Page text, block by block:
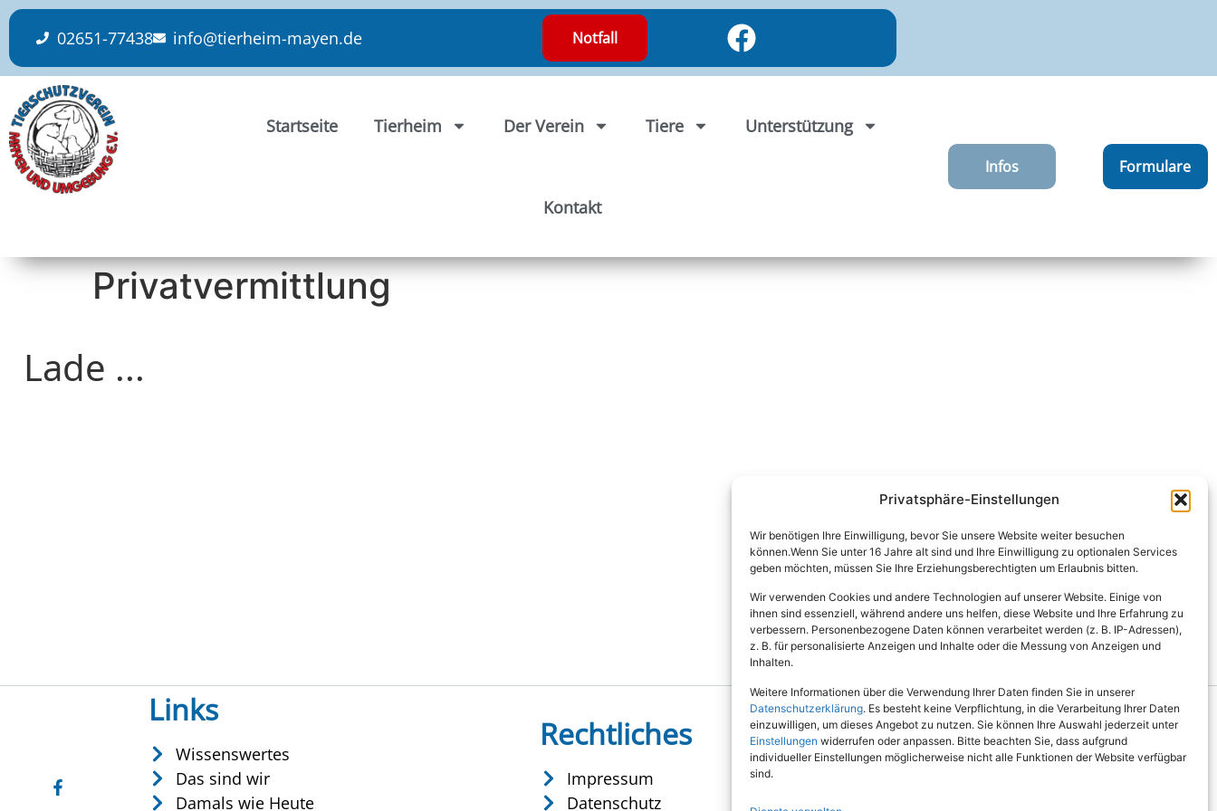
Privatsphäre-Einstellungen
Wir benötigen Ihre Einwilligung, bevor Sie unsere Website weiter besuchen
können.Wenn Sie unter 16 Jahre alt sind und Ihre Einwilligung zu optionalen Services
geben möchten, müssen Sie Ihre Erziehungsberechtigten um Erlaubnis bitten.
Wir verwenden Cookies und andere Technologien auf unserer Website. Einige von
ihnen sind essenziell, während andere uns helfen, diese Website und Ihre Erfahrung zu
verbessern. Personenbezogene Daten können verarbeitet werden (z. B. IP-Adressen),
z. B. für personalisierte Anzeigen und Inhalte oder die Messung von Anzeigen und
Inhalten.
Weitere Informationen über die Verwendung Ihrer Daten finden Sie in unserer
Datenschutzerklärung. Es besteht keine Verpflichtung, in die Verarbeitung Ihrer Daten
einzuwilligen, um dieses Angebot zu nutzen. Sie können Ihre Auswahl jederzeit unter
Einstellungen widerrufen oder anpassen. Bitte beachten Sie, dass aufgrund
individueller Einstellungen möglicherweise nicht alle Funktionen der Website verfügbar
sind.
content
02651-77438 info@tierheim-mayen.de Notfall
Startseite Tierheim Der Verein Tiere Unterstützung
Kontakt
Infos Formulare
Privatvermittlung
Lade ...
Links
Wissenswertes
Das sind wir
Damals wie Heute
Rechtliches
Impressum
Datenschutz